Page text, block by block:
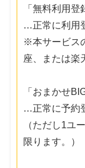
「無料利用登
…正常に利用
※本サービス
座、または楽
「おまかせ
…正常に予約
（ただし1ユ
限ります。）